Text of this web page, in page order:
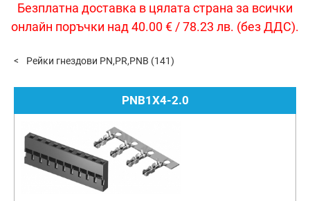
Безплатна доставка в цялата страна за всички
онлайн поръчки над 40.00 € / 78.23 лв. (без ДДС).
Рейки гнездови PN,PR,PNB (141)
PNB1X4-2.0